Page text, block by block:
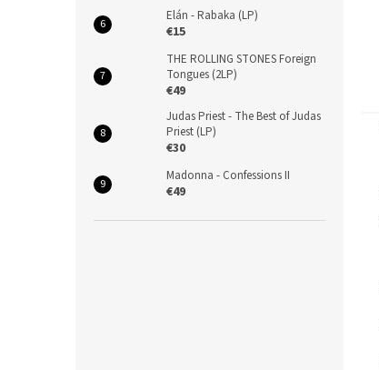
Elán - Rabaka (LP)
€15
THE ROLLING STONES Foreign
Tongues (2LP)
€49
Judas Priest - The Best of Judas
Priest (LP)
€30
Madonna - Confessions II
€49